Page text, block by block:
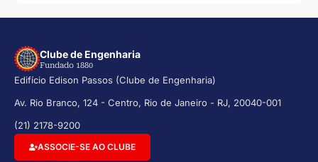
Clube de Engenharia
Fundado 1880
Edifício Edison Passos (Clube de Engenharia)
Av. Rio Branco, 124 - Centro, Rio de Janeiro - RJ, 20040-001
(21) 2178-9200
ASSOCIE-SE AO CLUBE